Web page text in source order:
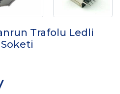
Trafolu Ledli